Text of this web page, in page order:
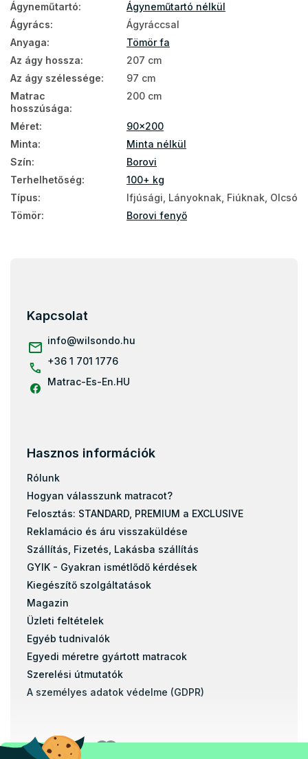
Ágyneműtartó:
Ágyneműtartó nélkül
Ágyrács:
Ágyráccsal
Anyaga:
Tömör fa
Az ágy hossza:
207 cm
Az ágy szélessége:
97 cm
Matrac
hosszúsága:
200 cm
Méret:
90x200
Minta:
Minta nélkül
Szín:
Borovi
Terhelhetőség:
100+ kg
Típus:
Ifjúsági, Lányoknak, Fiúknak, Olcsó
Tömör: Borovi fenyő
Kapcsolat
info@wilsondo.hu
+36 1 701 1776
Matrac-Es-En.HU
Hasznos információk
Rólunk
Hogyan válasszunk matracot?
Felosztás: STANDARD, PREMIUM a EXCLUSIVE
Reklamácio és áru visszaküldése
Szállítás, Fizetés, Lakásba szállítás
GYIK - Gyakran ismétlődő kérdések
Kiegészítő szolgáltatások
Magazin
Üzleti feltételek
Egyéb tudnivalók
Egyedi méretre gyártott matracok
Szerelési útmutatók
A személyes adatok védelme (GDPR)